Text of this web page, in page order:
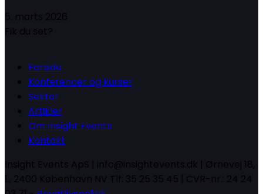
5. marts 2026
Fik du set?
Forside
Konferencer og kurser
Sektor
Artikler
Om Insight Events
Kontakt
Insight Events ApS | info@insightevents.dk | Ørnevej 18,
1., 2400 København NV Tlf: 35 25 35 45 | CVR-nr.: 24 24